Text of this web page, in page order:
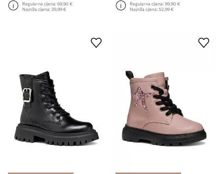
Regularna cijena:69,90 €
Najniža cijena:39,99 €
Regularna cijena:99,90 €
Najniža cijena:52,99 €